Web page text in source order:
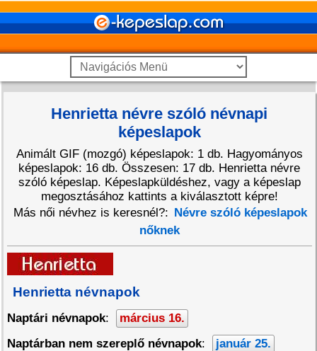
Henrietta névre szóló névnapi
képeslapok
Animált GIF (mozgó) képeslapok: 1 db. Hagyományos
képeslapok: 16 db. Összesen: 17 db. Henrietta névre
szóló képeslap. Képeslapküldéshez, vagy a képeslap
megosztásához kattints a kiválasztott képre!
Más női névhez is keresnél?: Névre szóló képeslapok
nőknek
Henrietta névnapok
Naptári névnapok:
március 16.
Naptárban nem szereplő névnapok:
január 25.